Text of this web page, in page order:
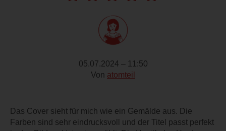
05.07.2024 – 11:50
Von atomteil
Das Cover sieht für mich wie ein Gemälde aus. Die
Farben sind sehr eindrucksvoll und der Titel passt perfekt